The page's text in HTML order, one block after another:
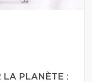
LA PLANÈTE :